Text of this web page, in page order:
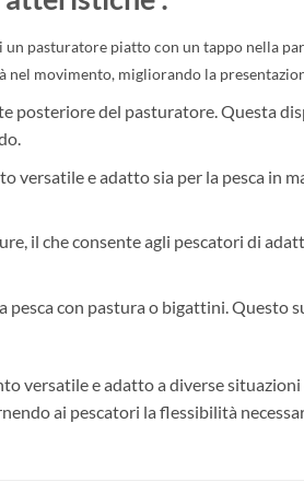
un pasturatore piatto con un tappo nella
movimento, migliorando la
posteriore del pasturatore. Questa
e adatto sia per la pesca in
il che consente agli pescatori di
pesca con pastura o bigattini. Questo
versatile e adatto a diverse
ai pescatori la flessibilità